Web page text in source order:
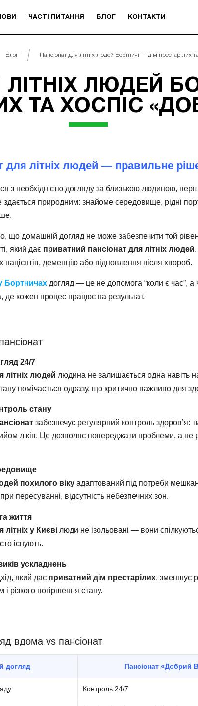
ЧАСТІ ПИТАННЯ БЛОГ КОНТАКТИ
Блог Пансіонат для літніх людей Бортничі — дім престарілих
ЛЮДЕЙ
ТА ХОСПІС
для літніх людей — правильне
з необхідністю догляду за близькою людиною,
здається природним: знайоме середовище, рідні
що домашній догляд не може забезпечити той
який дає приватний пансіонат для літніх людей
деменцію або відновлення після хвороб.
Бортничах догляд — це не допомога “коли є час”, а
де кожен процес працює на результат.
24/7
літніх людей людина не залишається одна навіть
помічається одразу, що критично важливо для
стану
забезпечує регулярний контроль здоров’я:
ліків. Це дозволяє попереджати проблеми, а не
похилого віку адаптований під потреби
пересуванні, відсутність небезпечних зон.
життя
літніх у Києві люди не ізольовані — вони
існують.
ускладнень
який дає приватний дім престарілих, зменшує
різкого погіршення стану.
вдома vs пансіонат
догляд Пансіонат «Добрий
Контроль 24/7